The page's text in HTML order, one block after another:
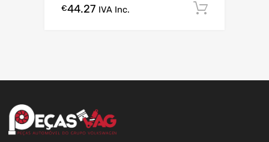
€44.27 IVA Inc.